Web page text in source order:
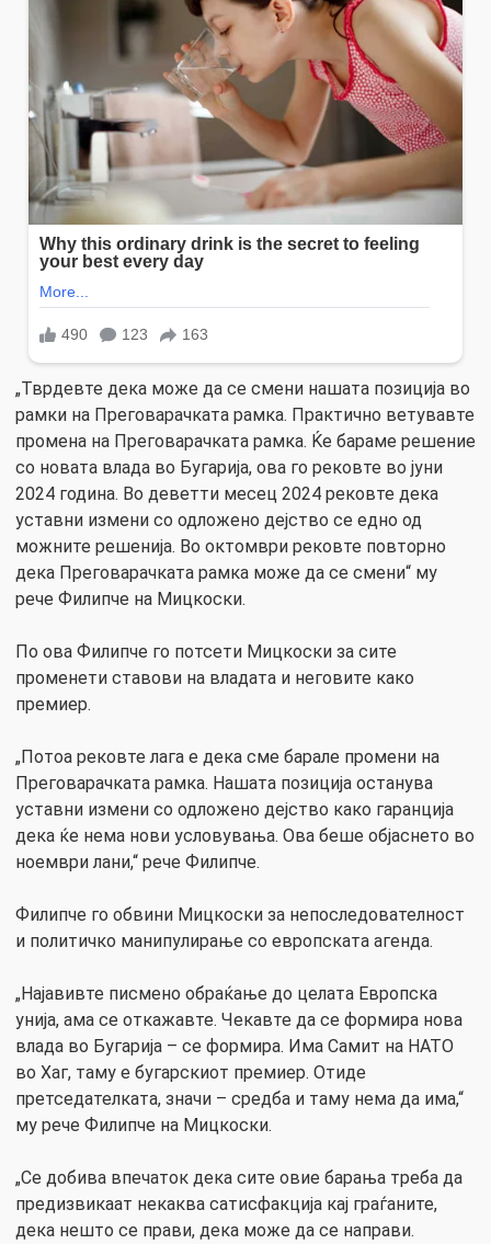
„Тврдевте дека може да се смени нашата позиција во
рамки на Преговарачката рамка. Практично ветувавте
промена на Преговарачката рамка. Ќе бараме решение
со новата влада во Бугарија, ова го рековте во јуни
2024 година. Во деветти месец 2024 рековте дека
уставни измени со одложено дејство се едно од
можните решенија. Во октомври рековте повторно
дека Преговарачката рамка може да се смени“ му
рече Филипче на Мицкоски.
По ова Филипче го потсети Мицкоски за сите
променети ставови на владата и неговите како
премиер.
„Потоа рековте лага е дека сме барале промени на
Преговарачката рамка. Нашата позиција останува
уставни измени со одложено дејство како гаранција
дека ќе нема нови условувања. Ова беше објаснето во
ноември лани,“ рече Филипче.
Филипче го обвини Мицкоски за непоследователност
и политичко манипулирање со европската агенда.
„Најавивте писмено обраќање до целата Европска
унија, ама се откажавте. Чекавте да се формира нова
влада во Бугарија – се формира. Има Самит на НАТО
во Хаг, таму е бугарскиот премиер. Отиде
претседателката, значи – средба и таму нема да има,“
му рече Филипче на Мицкоски.
„Се добива впечаток дека сите овие барања треба да
предизвикаат некаква сатисфакција кај граѓаните,
дека нешто се прави, дека може да се направи.